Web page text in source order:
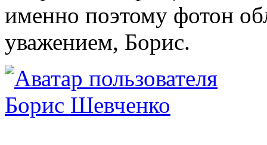
именно поэтому фотон
уважением, Борис.
Борис Шевченко